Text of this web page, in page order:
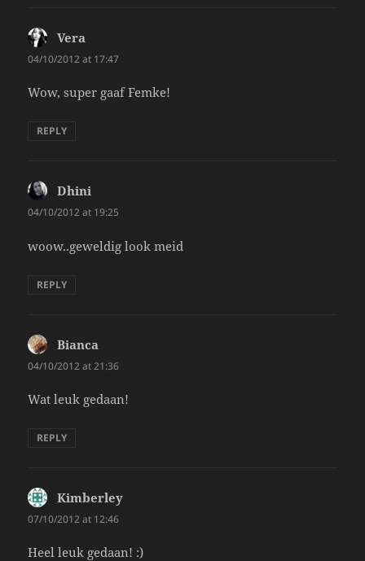
Vera
04/10/2012 at 17:47
Wow, super gaaf Femke!
REPLY
Dhini
04/10/2012 at 19:25
woow..geweldig look meid
REPLY
Bianca
04/10/2012 at 21:36
Wat leuk gedaan!
REPLY
Kimberley
07/10/2012 at 12:46
Heel leuk gedaan! :)